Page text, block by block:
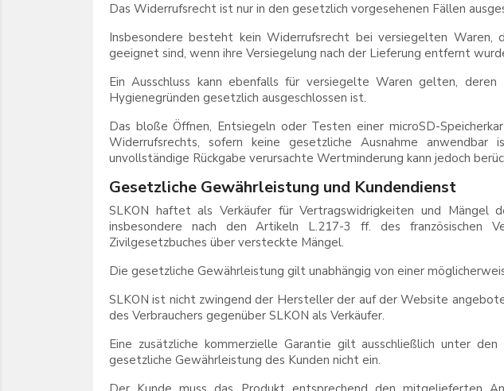
Das Widerrufsrecht ist nur in den gesetzlich vorgesehenen Fällen
Insbesondere besteht kein Widerrufsrecht bei versiegelten Waren,
geeignet sind, wenn ihre Versiegelung nach der Lieferung entfernt
Ein Ausschluss kann ebenfalls für versiegelte Waren gelten,
Hygienegründen gesetzlich ausgeschlossen ist.
Das bloße Öffnen, Entsiegeln oder Testen einer microSD-
Widerrufsrechts, sofern keine gesetzliche Ausnahme
unvollständige Rückgabe verursachte Wertminderung kann jedoch
Gesetzliche Gewährleistung und Kundendienst
SLKON haftet als Verkäufer für Vertragswidrigkeiten und Mängel
insbesondere nach den Artikeln L.217-3 ff. des französischen
Zivilgesetzbuches über versteckte Mängel.
Die gesetzliche Gewährleistung gilt unabhängig von einer
SLKON ist nicht zwingend der Hersteller der auf der Website
des Verbrauchers gegenüber SLKON als Verkäufer.
Eine zusätzliche kommerzielle Garantie gilt ausschließlich unter
gesetzliche Gewährleistung des Kunden nicht ein.